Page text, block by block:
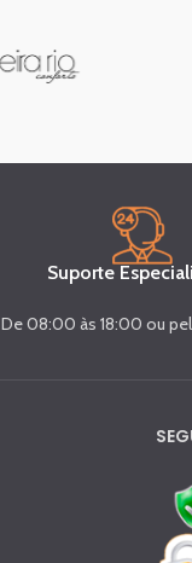
Suporte
De 08:00 às 18:00 ou